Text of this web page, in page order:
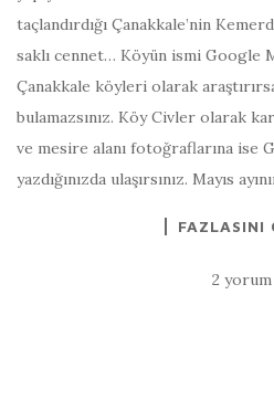
taçlandırdığı Çanakkale’nin
saklı cennet… Köyün ismi Google
Çanakkale köyleri olarak
bulamazsınız. Köy Civler olarak
ve mesire alanı fotoğraflarına ise
yazdığınızda ulaşırsınız. Mayıs
FAZLASINI
2 yorum